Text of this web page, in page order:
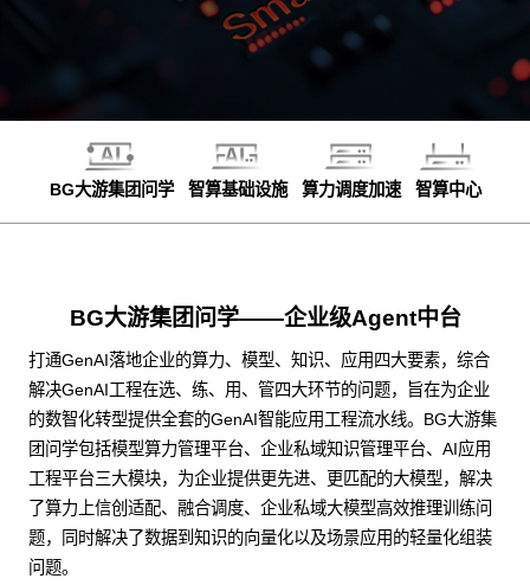
BG大游集团问学 智算基础设施 算力调度加速 智算中心
BG大游集团问学——企业级Agent中台
打通GenAI落地企业的算力、模型、知识、应用四大要素，综合
解决GenAI工程在选、练、用、管四大环节的问题，旨在为企业
的数智化转型提供全套的GenAI智能应用工程流水线。BG大游集
团问学包括模型算力管理平台、企业私域知识管理平台、AI应用
工程平台三大模块，为企业提供更先进、更匹配的大模型，解决
了算力上信创适配、融合调度、企业私域大模型高效推理训练问
题，同时解决了数据到知识的向量化以及场景应用的轻量化组装
问题。